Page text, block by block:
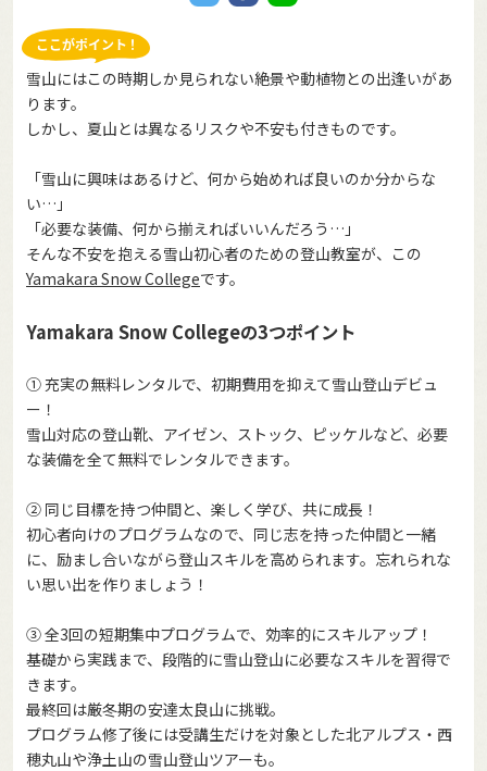
雪山にはこの時期しか見られない絶景や動植物との出逢いがあ
ります。
しかし、夏山とは異なるリスクや不安も付きものです。
「雪山に興味はあるけど、何から始めれば良いのか分からな
い…」
「必要な装備、何から揃えればいいんだろう…」
そんな不安を抱える雪山初心者のための登山教室が、この
Yamakara Snow Collegeです。
Yamakara Snow Collegeの3つポイント
① 充実の無料レンタルで、初期費用を抑えて雪山登山デビュ
ー！
雪山対応の登山靴、アイゼン、ストック、ピッケルなど、必要
な装備を全て無料でレンタルできます。
② 同じ目標を持つ仲間と、楽しく学び、共に成長！
初心者向けのプログラムなので、同じ志を持った仲間と一緒
に、励まし合いながら登山スキルを高められます。忘れられな
い思い出を作りましょう！
③ 全3回の短期集中プログラムで、効率的にスキルアップ！
基礎から実践まで、段階的に雪山登山に必要なスキルを習得で
きます。
最終回は厳冬期の安達太良山に挑戦。
プログラム修了後には受講生だけを対象とした北アルプス・西
穂丸山や浄土山の雪山登山ツアーも。